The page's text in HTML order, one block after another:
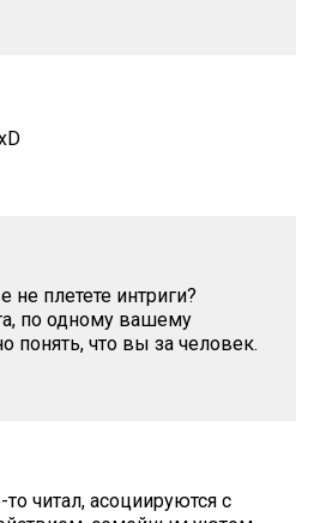
не плетете интриги?
по одному вашему
что вы за человек.
читал, асоциируются с